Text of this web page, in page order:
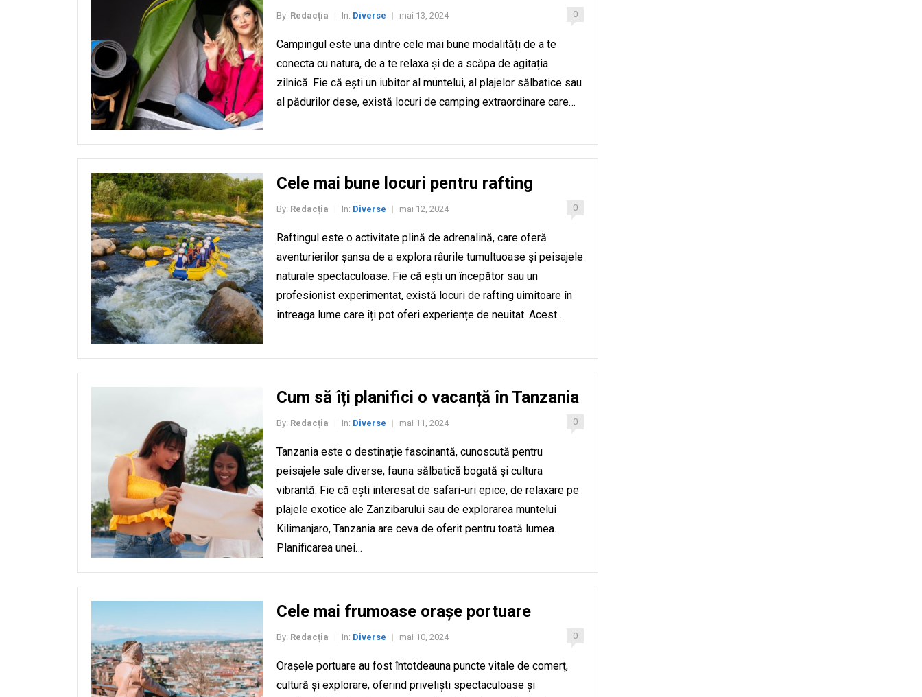
By: Redacția In: Diverse mai 13, 2024 0
Campingul este una dintre cele mai bune modalități de a te
conecta cu natura, de a te relaxa și de a scăpa de agitația
zilnică. Fie că ești un iubitor al muntelui, al plajelor sălbatice sau
al pădurilor dese, există locuri de camping extraordinare care…
Cele mai bune locuri pentru rafting
By: Redacția In: Diverse mai 12, 2024 0
Raftingul este o activitate plină de adrenalină, care oferă
aventurierilor șansa de a explora râurile tumultuoase și peisajele
naturale spectaculoase. Fie că ești un începător sau un
profesionist experimentat, există locuri de rafting uimitoare în
întreaga lume care îți pot oferi experiențe de neuitat. Acest…
Cum să îți planifici o vacanță în Tanzania
By: Redacția In: Diverse mai 11, 2024 0
Tanzania este o destinație fascinantă, cunoscută pentru
peisajele sale diverse, fauna sălbatică bogată și cultura
vibrantă. Fie că ești interesat de safari-uri epice, de relaxare pe
plajele exotice ale Zanzibarului sau de explorarea muntelui
Kilimanjaro, Tanzania are ceva de oferit pentru toată lumea.
Planificarea unei…
Cele mai frumoase orașe portuare
By: Redacția In: Diverse mai 10, 2024 0
Orașele portuare au fost întotdeauna puncte vitale de comerț,
cultură și explorare, oferind priveliști spectaculoase și